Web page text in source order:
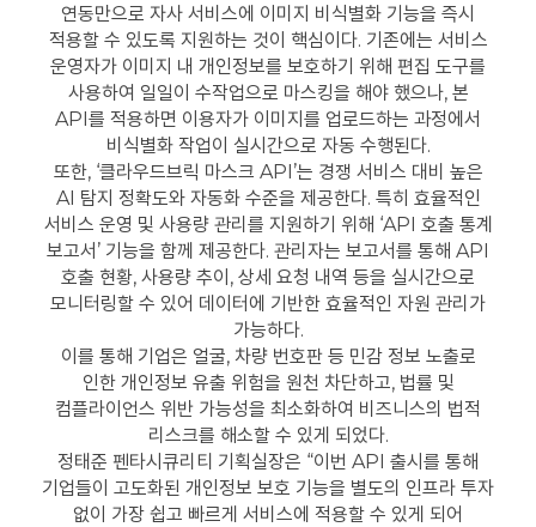
연동만으로 자사 서비스에 이미지 비식별화 기능을 즉시
적용할 수 있도록 지원하는 것이 핵심이다. 기존에는 서비스
운영자가 이미지 내 개인정보를 보호하기 위해 편집 도구를
사용하여 일일이 수작업으로 마스킹을 해야 했으나, 본
API를 적용하면 이용자가 이미지를 업로드하는 과정에서
비식별화 작업이 실시간으로 자동 수행된다.
또한, ‘클라우드브릭 마스크 API’는 경쟁 서비스 대비 높은
AI 탐지 정확도와 자동화 수준을 제공한다. 특히 효율적인
서비스 운영 및 사용량 관리를 지원하기 위해 ‘API 호출 통계
보고서’ 기능을 함께 제공한다. 관리자는 보고서를 통해 API
호출 현황, 사용량 추이, 상세 요청 내역 등을 실시간으로
모니터링할 수 있어 데이터에 기반한 효율적인 자원 관리가
가능하다.
이를 통해 기업은 얼굴, 차량 번호판 등 민감 정보 노출로
인한 개인정보 유출 위험을 원천 차단하고, 법률 및
컴플라이언스 위반 가능성을 최소화하여 비즈니스의 법적
리스크를 해소할 수 있게 되었다.
정태준 펜타시큐리티 기획실장은 “이번 API 출시를 통해
기업들이 고도화된 개인정보 보호 기능을 별도의 인프라 투자
없이 가장 쉽고 빠르게 서비스에 적용할 수 있게 되어